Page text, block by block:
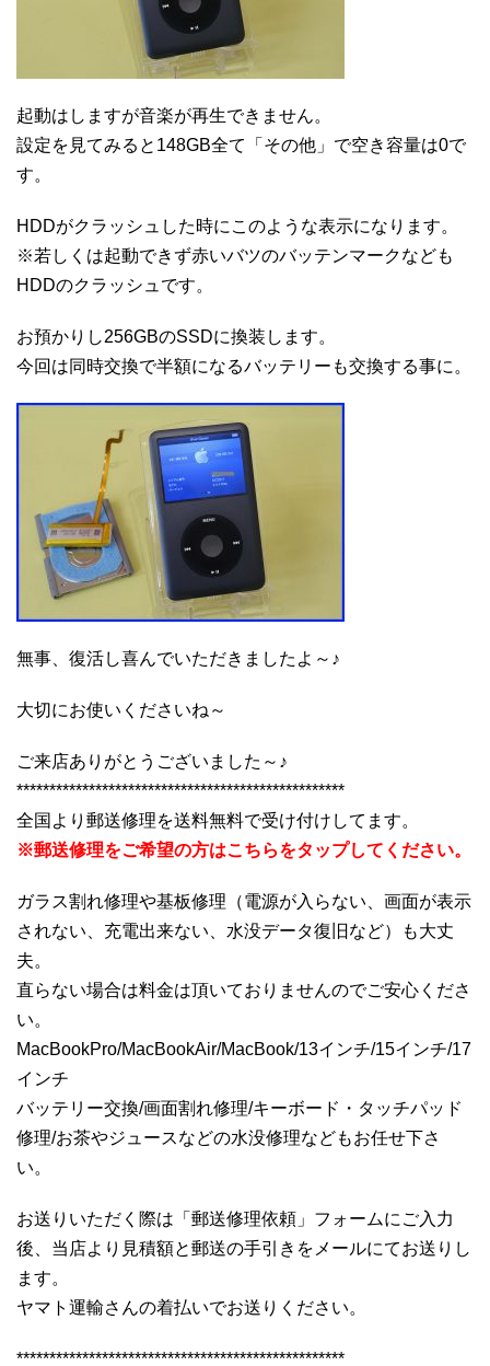
起動はしますが音楽が再生できません。
設定を見てみると148GB全て「その他」で空き容量は0で
す。
HDDがクラッシュした時にこのような表示になります。
※若しくは起動できず赤いバツのバッテンマークなども
HDDのクラッシュです。
お預かりし256GBのSSDに換装します。
今回は同時交換で半額になるバッテリーも交換する事に。
無事、復活し喜んでいただきましたよ～♪
大切にお使いくださいね～
ご来店ありがとうございました～♪
**************************************************
全国より郵送修理を送料無料で受け付けしてます。
※郵送修理をご希望の方はこちらをタップしてください。
ガラス割れ修理や基板修理（電源が入らない、画面が表示
されない、充電出来ない、水没データ復旧など）も大丈
夫。
直らない場合は料金は頂いておりませんのでご安心くださ
い。
MacBookPro/MacBookAir/MacBook/13インチ/15インチ/17
インチ
バッテリー交換/画面割れ修理/キーボード・タッチパッド
修理/お茶やジュースなどの水没修理などもお任せ下さ
い。
お送りいただく際は「郵送修理依頼」フォームにご入力
後、当店より見積額と郵送の手引きをメールにてお送りし
ます。
ヤマト運輸さんの着払いでお送りください。
**************************************************